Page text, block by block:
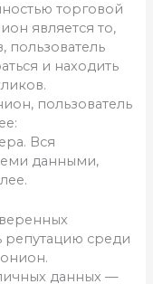
торговой
является то,
пользователь
и находить
пользователь
Вся
данными,
репутацию среди
данных —